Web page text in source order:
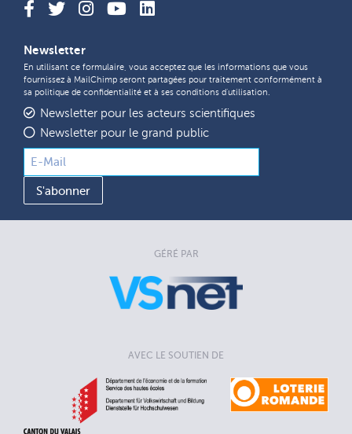
Newsletter
En utilisant ce formulaire, vous acceptez que les informations que vous
fournissez à MailChimp seront partagées pour traitement conformément à
sa politique de confidentialité et à ses conditions d'utilisation
Newsletter pour les acteurs scientifiques
Newsletter pour le grand public
GÉRÉ PAR
AVEC LE SOUTIEN DE